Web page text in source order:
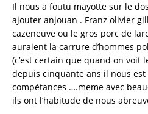
Il nous a foutu mayotte sur le
ajouter anjouan . Franz olivier
cazeneuve ou le gros porc de
auraient la carrure d’hommes
(c’est certain que quand on
depuis cinquante ans il nous
compétances ….meme avec
ils ont l’habitude de nous